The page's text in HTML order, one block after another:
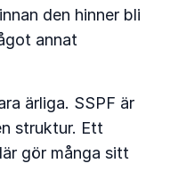
den hinner bli
annat
ärliga. SSPF är
struktur. Ett
gör många sitt